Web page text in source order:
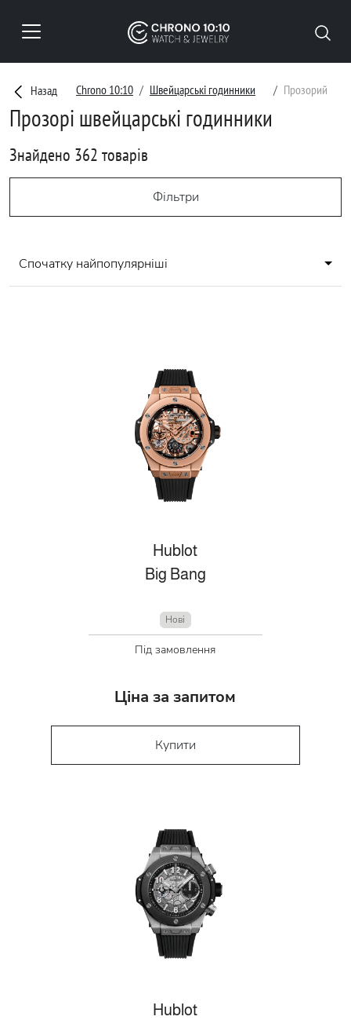
Назад Chrono 10:10 Швейцарські годинники Прозорий
Прозорі швейцарські годинники
Знайдено 362 товарів
Фільтри
Спочатку найпопулярніші
Hublot
Big Bang
Нові
Під замовлення
Ціна за запитом
Купити
Hublot